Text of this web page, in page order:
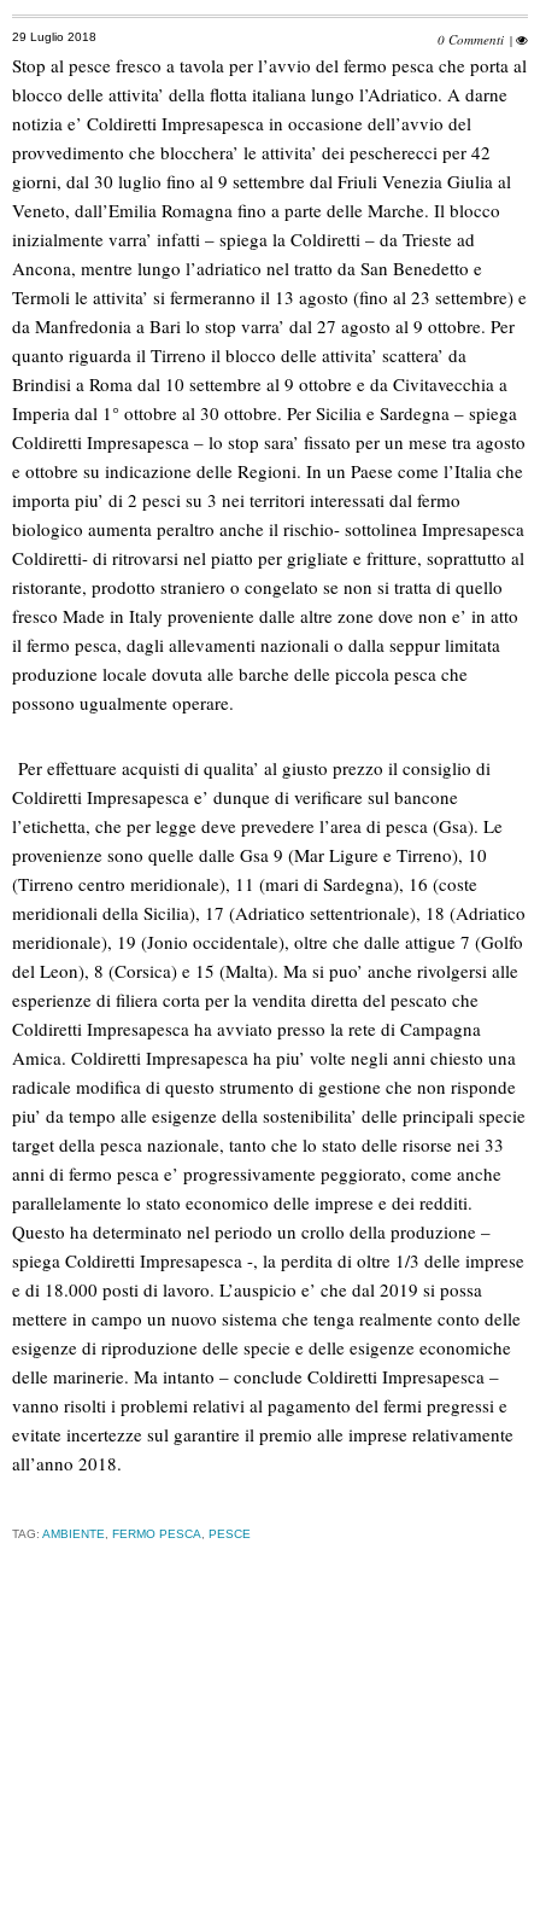
29 Luglio 2018 0 Commenti |
Stop al pesce fresco a tavola per l’avvio del fermo pesca che porta al
blocco delle attivita’ della flotta italiana lungo l’Adriatico. A darne
notizia e’ Coldiretti Impresapesca in occasione dell’avvio del
provvedimento che blocchera’ le attivita’ dei pescherecci per 42
giorni, dal 30 luglio fino al 9 settembre dal Friuli Venezia Giulia al
Veneto, dall’Emilia Romagna fino a parte delle Marche. Il blocco
inizialmente varra’ infatti – spiega la Coldiretti – da Trieste ad
Ancona, mentre lungo l’adriatico nel tratto da San Benedetto e
Termoli le attivita’ si fermeranno il 13 agosto (fino al 23 settembre) e
da Manfredonia a Bari lo stop varra’ dal 27 agosto al 9 ottobre. Per
quanto riguarda il Tirreno il blocco delle attivita’ scattera’ da
Brindisi a Roma dal 10 settembre al 9 ottobre e da Civitavecchia a
Imperia dal 1° ottobre al 30 ottobre. Per Sicilia e Sardegna – spiega
Coldiretti Impresapesca – lo stop sara’ fissato per un mese tra agosto
e ottobre su indicazione delle Regioni. In un Paese come l’Italia che
importa piu’ di 2 pesci su 3 nei territori interessati dal fermo
biologico aumenta peraltro anche il rischio- sottolinea Impresapesca
Coldiretti- di ritrovarsi nel piatto per grigliate e fritture, soprattutto al
ristorante, prodotto straniero o congelato se non si tratta di quello
fresco Made in Italy proveniente dalle altre zone dove non e’ in atto
il fermo pesca, dagli allevamenti nazionali o dalla seppur limitata
produzione locale dovuta alle barche delle piccola pesca che
possono ugualmente operare.
Per effettuare acquisti di qualita’ al giusto prezzo il consiglio di
Coldiretti Impresapesca e’ dunque di verificare sul bancone
l’etichetta, che per legge deve prevedere l’area di pesca (Gsa). Le
provenienze sono quelle dalle Gsa 9 (Mar Ligure e Tirreno), 10
(Tirreno centro meridionale), 11 (mari di Sardegna), 16 (coste
meridionali della Sicilia), 17 (Adriatico settentrionale), 18 (Adriatico
meridionale), 19 (Jonio occidentale), oltre che dalle attigue 7 (Golfo
del Leon), 8 (Corsica) e 15 (Malta). Ma si puo’ anche rivolgersi alle
esperienze di filiera corta per la vendita diretta del pescato che
Coldiretti Impresapesca ha avviato presso la rete di Campagna
Amica. Coldiretti Impresapesca ha piu’ volte negli anni chiesto una
radicale modifica di questo strumento di gestione che non risponde
piu’ da tempo alle esigenze della sostenibilita’ delle principali specie
target della pesca nazionale, tanto che lo stato delle risorse nei 33
anni di fermo pesca e’ progressivamente peggiorato, come anche
parallelamente lo stato economico delle imprese e dei redditi.
Questo ha determinato nel periodo un crollo della produzione –
spiega Coldiretti Impresapesca -, la perdita di oltre 1/3 delle imprese
e di 18.000 posti di lavoro. L’auspicio e’ che dal 2019 si possa
mettere in campo un nuovo sistema che tenga realmente conto delle
esigenze di riproduzione delle specie e delle esigenze economiche
delle marinerie. Ma intanto – conclude Coldiretti Impresapesca –
vanno risolti i problemi relativi al pagamento del fermi pregressi e
evitate incertezze sul garantire il premio alle imprese relativamente
all’anno 2018.
TAG: AMBIENTE, FERMO PESCA, PESCE